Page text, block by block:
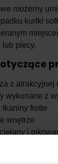
możemy
kurtki
lub plecy.
z atrakcyjnej
wykonane z
frotte
wnętrze
i
boczne